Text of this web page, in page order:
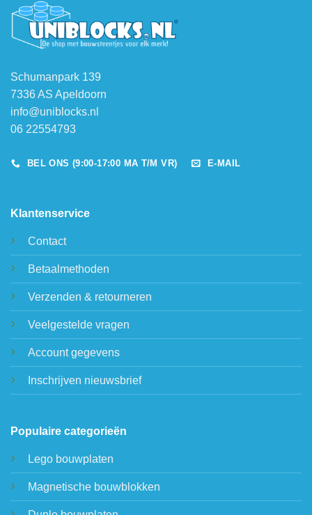
Schumanpark 139
7336 AS Apeldoorn
info@uniblocks.nl
06 22554793
BEL ONS (9:00-17:00 MA T/M VR) E-MAIL
Klantenservice
Contact
Betaalmethoden
Verzenden & retourneren
Veelgestelde vragen
Account gegevens
Inschrijven nieuwsbrief
Populaire categorieën
Lego bouwplaten
Magnetische bouwblokken